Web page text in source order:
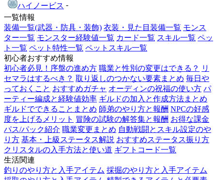
ハイノービス -
一覧情報
装備一覧(武器・防具・装飾) 衣装・見た目装備一覧 モンス
ター一覧 モンスター経験値一覧 カード一覧 スキル一覧 ペッ
ト一覧 ペット特性一覧 ペットスキル一覧
初心者おすすめ情報
初心者必見！序盤の進め方 職業と性別の変更はできる？
リ
セマラはするべき？ 取り返しのつかない要素まとめ 毎日や
っておくこと おすすめガチャ オーディンの祝福の使い方 パ
ーティー編成と経験値効率 ギルドの加入と作成方法まとめ
ギルドでできることまとめ 師弟のやり方と報酬 NPCの好感
度を上げるメリット 冒険の試験の解答集と報酬 お得な課金
パス/パック紹介 職業変更まとめ 自動戦闘とスキル設定のや
り方 基本・上級ステータス解説 おすすめステータス振り方
クリスタルの入手方法と使い道 ギフトコード一覧
生活関連
釣りのやり方と入手アイテム 採掘のやり方と入手アイテム